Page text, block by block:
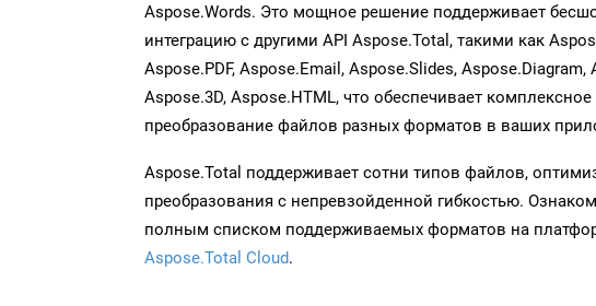
Aspose.Words. Это мощное решение поддерживает
интеграцию с другими API Aspose.Total, такими как
Aspose.PDF, Aspose.Email, Aspose.Slides, Aspose.Diagram,
Aspose.3D, Aspose.HTML, что обеспечивает комплексное
преобразование файлов разных форматов в ваших
Aspose.Total поддерживает сотни типов файлов,
преобразования с непревзойденной гибкостью.
полным списком поддерживаемых форматов на
Aspose.Total Cloud.